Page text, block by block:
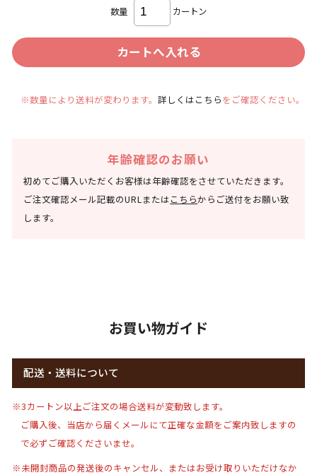
数量 カートン
※数量により送料が変わります。詳しくはこちらをご確認ください。
年齢確認のお願い
初めてご購入いただくお客様は年齢確認をさせていただきます。
ご注文確認メール記載のURLまたはこちらからご送付をお願い致
します。
お買い物ガイド
配送・送料について
※3カートン以上ご注文の場合送料が変動致します。
ご購入後、当店から届くメールにて正確な金額をご案内致しますの
で必ずご確認くださいませ。
※未開封商品の発送後のキャンセル、またはお受け取りいただけなか